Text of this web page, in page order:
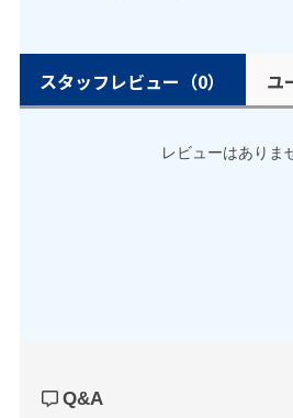
スタッフレビュー （0） ユ
レビューはありま
Q&A